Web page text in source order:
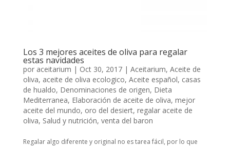
Los 3 mejores aceites de oliva para regalar
estas navidades
por aceitarium | Oct 30, 2017| Aceitarium, Aceite de
oliva, aceite de oliva ecologico, Aceite español, casas
de hualdo, Denominaciones de origen, Dieta
Mediterranea, Elaboración de aceite de oliva, mejor
aceite del mundo, oro del desiert, regalar aceite de
oliva, Salud y nutrición, venta del baron
Regalar algo diferente y original no es tarea fácil, por lo que